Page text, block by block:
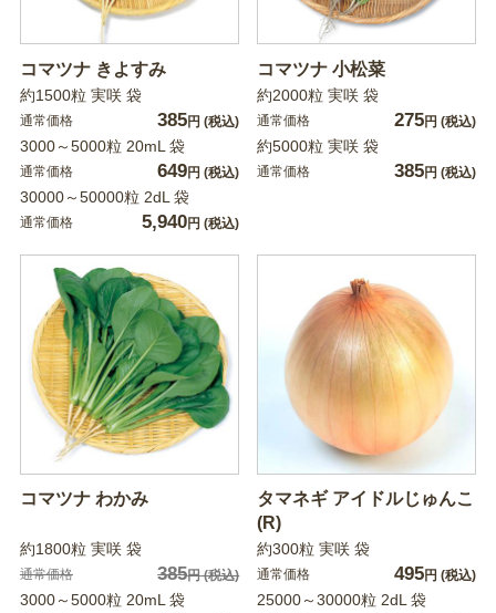
コマツナ きよすみ
約1500粒 実咲 袋
通常価格 385円 (税込)
3000～5000粒 20mL 袋
通常価格 649円 (税込)
30000～50000粒 2dL 袋
通常価格 5,940円 (税込)
コマツナ 小松菜
約2000粒 実咲 袋
通常価格 275円 (税込)
約5000粒 実咲 袋
通常価格 385円 (税込)
コマツナ わかみ
約1800粒 実咲 袋
通常価格 385円(税込)
3000～5000粒 20mL 袋
タマネギ アイドルじゅんこ
(R)
約300粒 実咲 袋
通常価格 495円 (税込)
25000～30000粒 2dL 袋